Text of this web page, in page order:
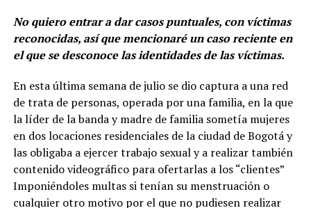
No quiero entrar a dar casos puntuales, con víctimas
reconocidas, así que mencionaré un caso reciente en
el que se desconoce las identidades de las víctimas.
En esta última semana de julio se dio captura a una red
de trata de personas, operada por una familia, en la que
la líder de la banda y madre de familia sometía mujeres
en dos locaciones residenciales de la ciudad de Bogotá y
las obligaba a ejercer trabajo sexual y a realizar también
contenido videográfico para ofertarlas a los “clientes”
Imponiéndoles multas si tenían su menstruación o
cualquier otro motivo por el que no pudiesen realizar